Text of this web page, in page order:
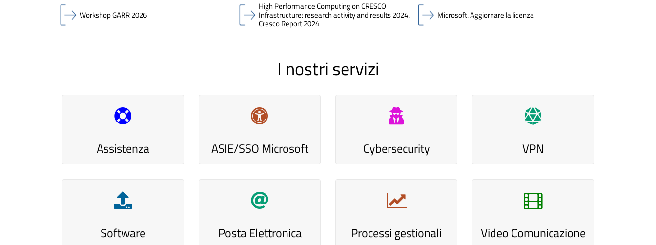
Workshop GARR 2026
High Performance Computing on CRESCO
Infrastructure: research activity and results 2024.
Cresco Report 2024
Microsoft. Aggiornare la licenza
I nostri servizi
Assistenza ASIE/SSO Microsoft Cybersecurity VPN
Software Posta Elettronica Processi gestionali Video Comunicazione